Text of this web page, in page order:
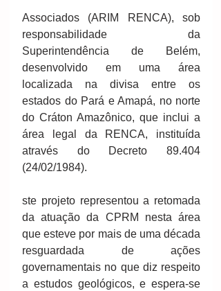
Associados (ARIM RENCA), sob
responsabilidade da
Superintendência de Belém,
desenvolvido em uma área
localizada na divisa entre os
estados do Pará e Amapá, no norte
do Cráton Amazônico, que inclui a
área legal da RENCA, instituída
através do Decreto 89.404
(24/02/1984).
ste projeto representou a retomada
da atuação da CPRM nesta área
que esteve por mais de uma década
resguardada de ações
governamentais no que diz respeito
a estudos geológicos, e espera-se